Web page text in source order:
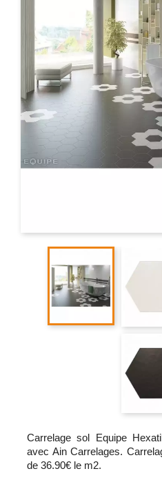
Carrelage sol Equipe
avec Ain Carrelages.
de 36.90€ le m2.